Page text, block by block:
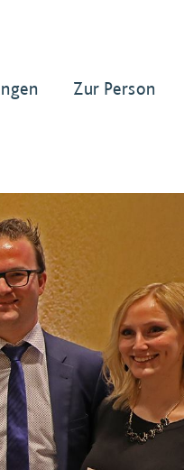
Zur Person